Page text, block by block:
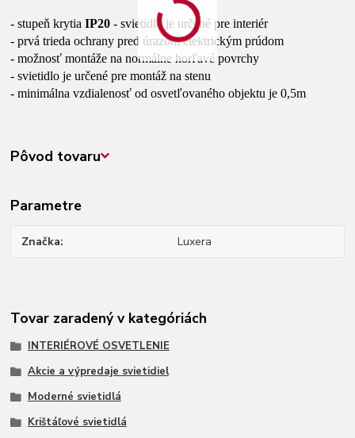
- stupeň krytiaIP20- svietidlo je určené pre interiér
- prvá trieda ochrany pred úrazom elektrickým prúdom
- možnosť montáže na normálne horľavé povrchy
- svietidlo je určené pre montáž na stenu
- minimálna vzdialenosť od osvetľovaného objektu je 0,5m
Pôvod tovaru
Parametre
Značka Luxera
Tovar zaradený v kategóriách
INTERIÉROVÉ OSVETLENIE
Akcie a výpredaje svietidiel
Moderné svietidlá
Krištáľové svietidlá